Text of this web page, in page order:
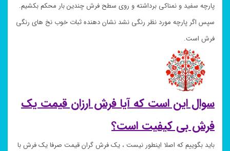
پارچه سفید و نمناکی برداشته و روی سطح فرش چندین بار محکم بکشیم.
سپس اگر پارچه مورد نظر رنگی نشد نشان دهنده ثبات خوب نخ های رنگی
فرش است.
سوال این است که آیا فرش ارزان قیمت یک
فرش بی کیفیت است؟
باید بگوییم که اصلا اینطور نیست ، یک فرش گران قیمت صرفا یک فرش با